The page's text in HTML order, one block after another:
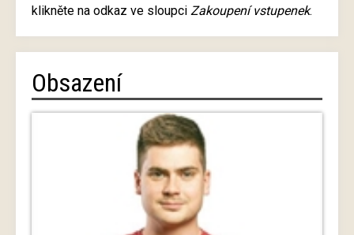
klikněte na odkaz ve sloupci Zakoupení vstupenek.
Obsazení